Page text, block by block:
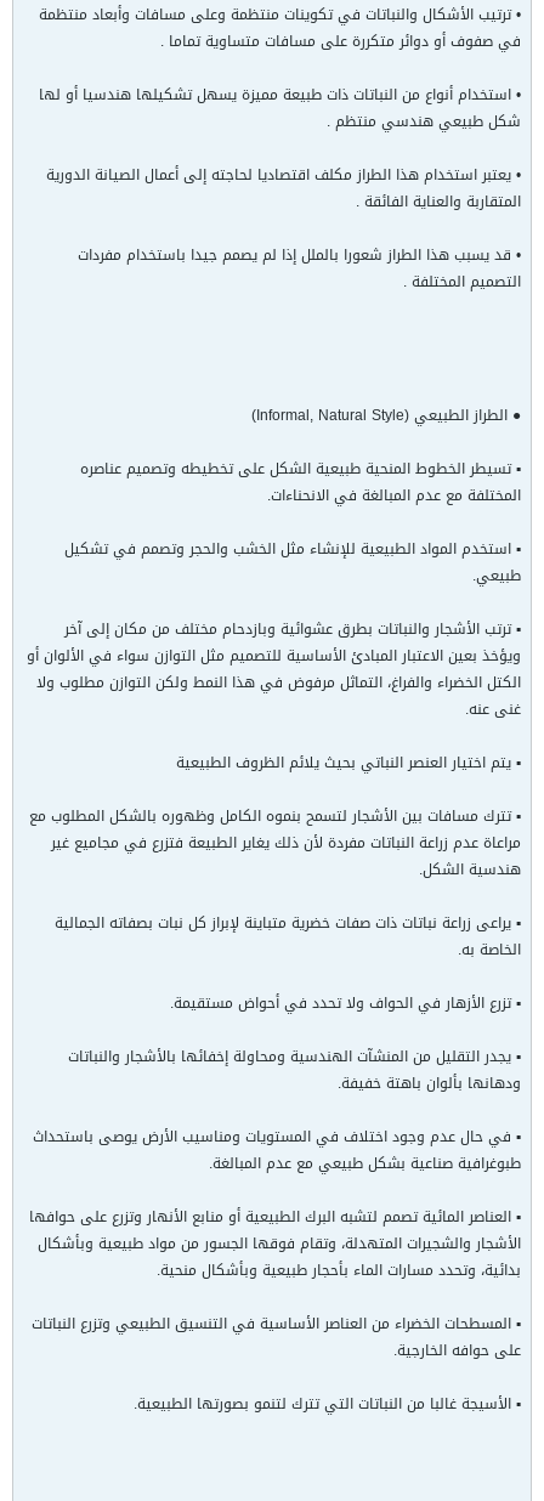
• ترتيب الأشكال والنباتات في تكوينات منتظمة وعلى مسافات وأبعاد منتظمة
في صفوف أو دوائر متكررة على مسافات متساوية تماما .
• استخدام أنواع من النباتات ذات طبيعة مميزة يسهل تشكيلها هندسيا أو لها
شكل طبيعي هندسي منتظم .
• يعتبر استخدام هذا الطراز مكلف اقتصاديا لحاجته إلى أعمال الصيانة الدورية
المتقاربة والعناية الفائقة .
• قد يسبب هذا الطراز شعورا بالملل إذا لم يصمم جيدا باستخدام مفردات
التصميم المختلفة .
● الطراز الطبيعي (Informal, Natural Style)
▪ تسيطر الخطوط المنحية طبيعية الشكل على تخطيطه وتصميم عناصره
المختلفة مع عدم المبالغة في الانحناءات.
▪ استخدم المواد الطبيعية للإنشاء مثل الخشب والحجر وتصمم في تشكيل
طبيعي.
▪ ترتب الأشجار والنباتات بطرق عشوائية وبازدحام مختلف من مكان إلى آخر
ويؤخذ بعين الاعتبار المبادئ الأساسية للتصميم مثل التوازن سواء في الألوان أو
الكتل الخضراء والفراغ، التماثل مرفوض في هذا النمط ولكن التوازن مطلوب ولا
غنى عنه.
▪ يتم اختيار العنصر النباتي بحيث يلائم الظروف الطبيعية
▪ تترك مسافات بين الأشجار لتسمح بنموه الكامل وظهوره بالشكل المطلوب مع
مراعاة عدم زراعة النباتات مفردة لأن ذلك يغاير الطبيعة فتزرع في مجاميع غير
هندسية الشكل.
▪ يراعى زراعة نباتات ذات صفات خضرية متباينة لإبراز كل نبات بصفاته الجمالية
الخاصة به.
▪ تزرع الأزهار في الحواف ولا تحدد في أحواض مستقيمة.
▪ يجدر التقليل من المنشآت الهندسية ومحاولة إخفائها بالأشجار والنباتات
ودهانها بألوان باهتة خفيفة.
▪ في حال عدم وجود اختلاف في المستويات ومناسيب الأرض يوصى باستحداث
طبوغرافية صناعية بشكل طبيعي مع عدم المبالغة.
▪ العناصر المائية تصمم لتشبه البرك الطبيعية أو منابع الأنهار وتزرع على حوافها
الأشجار والشجيرات المتهدلة، وتقام فوقها الجسور من مواد طبيعية وبأشكال
بدائية، وتحدد مسارات الماء بأحجار طبيعية وبأشكال منحية.
▪ المسطحات الخضراء من العناصر الأساسية في التنسيق الطبيعي وتزرع النباتات
على حوافه الخارجية.
▪ الأسيجة غالبا من النباتات التي تترك لتنمو بصورتها الطبيعية.